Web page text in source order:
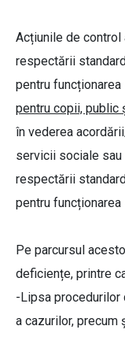
Acțiunile de control
respectării
pentru
pentru copii, public
în vederea
servicii sociale sau
respectării
pentru
Pe parcursul
deficiențe, printre
-Lipsa procedurilor
a cazurilor,